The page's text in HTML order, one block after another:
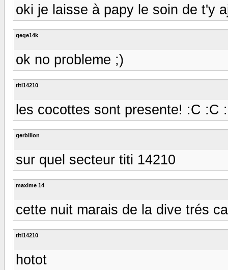
oki je laisse à papy le soin de t'y
gege14k
ok no probleme ;)
titi14210
les cocottes sont presente! :C :C
gerbillon
sur quel secteur titi 14210
maxime 14
cette nuit marais de la dive trés
titi14210
hotot